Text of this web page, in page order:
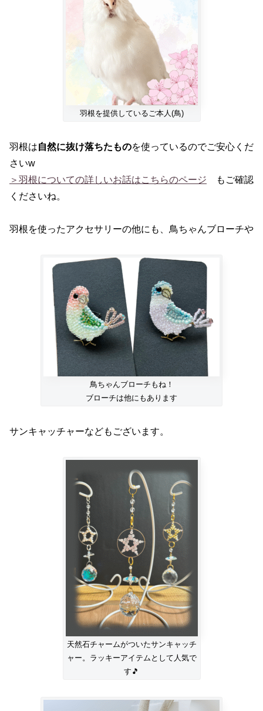
羽根を提供しているご本人(鳥)
羽根は自然に抜け落ちたものを使っているのでご安心くだ
さいw
＞羽根についての詳しいお話はこちらのページ もご確認
くださいね。
羽根を使ったアクセサリーの他にも、鳥ちゃんブローチや
鳥ちゃんブローチもね！
ブローチは他にもあります
サンキャッチャーなどもございます。
天然石チャームがついたサンキャッチ
ャー。ラッキーアイテムとして人気で
す🎵